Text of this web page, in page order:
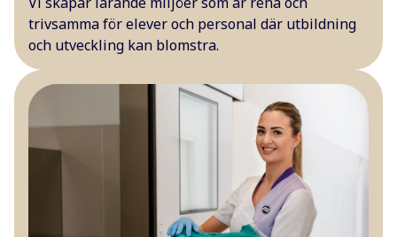
trivsamma för elever och personal där utbildning
och utveckling kan blomstra.